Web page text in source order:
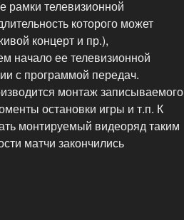
рамки телевизионной
которого может
концерт и пр.),
начало ее телевизионной
с программой передач.
монтаж записываемого
остановки игры и т.п. К
монтируемый видеоряд таким
матчи закончились